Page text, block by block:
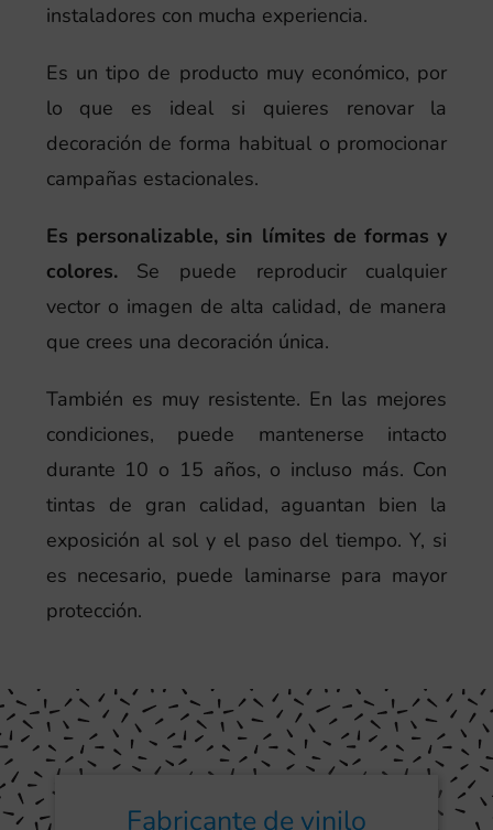
instaladores con mucha experiencia.
Es un tipo de producto muy económico, por
lo que es ideal si quieres renovar la
decoración de forma habitual o promocionar
campañas estacionales.
Es personalizable, sin límites de formas y
colores.Se puede reproducir cualquier
vector o imagen de alta calidad, de manera
que crees una decoración única.
También es muy resistente. En las mejores
condiciones, puede mantenerse intacto
durante 10 o 15 años, o incluso más. Con
tintas de gran calidad, aguantan bien la
exposición al sol y el paso del tiempo. Y, si
es necesario, puede laminarse para mayor
protección.
Fabricante de vinilo